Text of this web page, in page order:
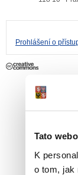
Tato
K
o tom, jak
Prohlášení o